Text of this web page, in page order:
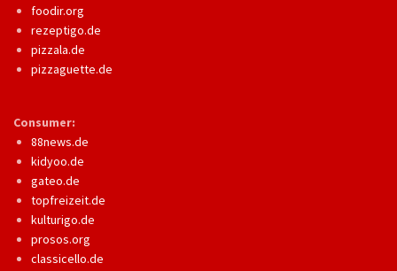
foodir.org
rezeptigo.de
pizzala.de
pizzaguette.de
Consumer:
88news.de
kidyoo.de
gateo.de
topfreizeit.de
kulturigo.de
prosos.org
classicello.de